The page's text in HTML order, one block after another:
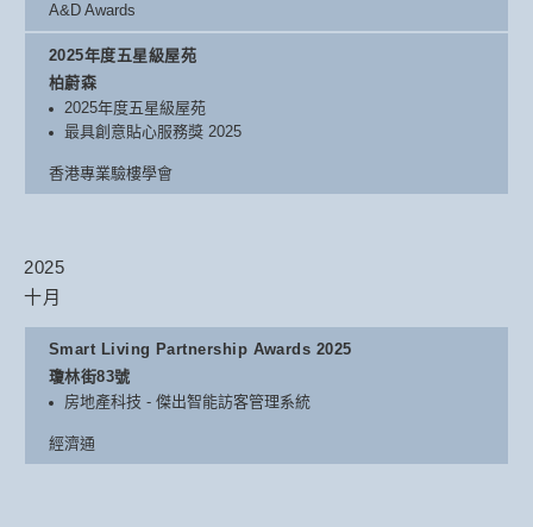
A&D Awards
2025年度五星級屋苑
柏蔚森
2025年度五星級屋苑
最具創意貼心服務獎 2025
香港專業驗樓學會
2025
十月
Smart Living Partnership Awards 2025
瓊林街83號
房地產科技 - 傑出智能訪客管理系統
經濟通